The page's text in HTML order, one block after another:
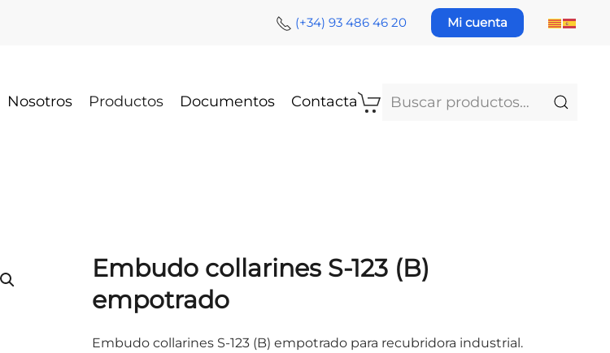
(+34) 93 486 46 20 Mi cuenta
Nosotros Productos Documentos Contacta
Buscar
Embudo collarines S-123 (B)
empotrado
Embudo collarines S-123 (B) empotrado para recubridora industrial.